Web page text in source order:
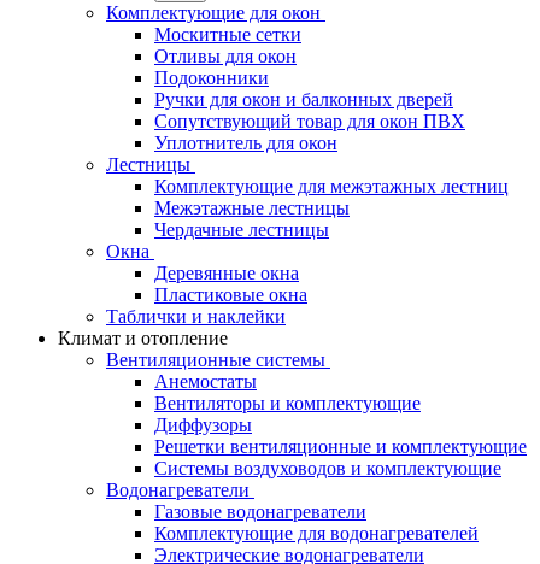
Комплектующие для окон
Москитные сетки
Отливы для окон
Подоконники
Ручки для окон и балконных дверей
Сопутствующий товар для окон ПВХ
Уплотнитель для окон
Лестницы
Комплектующие для межэтажных лестниц
Межэтажные лестницы
Чердачные лестницы
Окна
Деревянные окна
Пластиковые окна
Таблички и наклейки
Климат и отопление
Вентиляционные системы
Анемостаты
Вентиляторы и комплектующие
Диффузоры
Решетки вентиляционные и комплектующие
Системы воздуховодов и комплектующие
Водонагреватели
Газовые водонагреватели
Комплектующие для водонагревателей
Электрические водонагреватели